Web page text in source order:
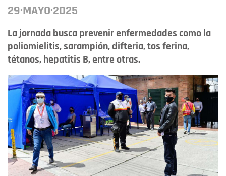
29·MAYO·2025
La jornada busca prevenir enfermedades como la
poliomielitis, sarampión, difteria, tos ferina,
tétanos, hepatitis B, entre otras.